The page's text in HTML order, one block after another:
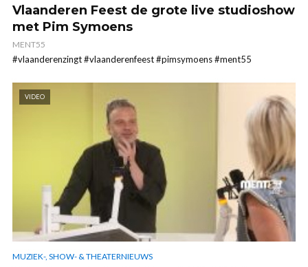
Vlaanderen Feest de grote live studioshow
met Pim Symoens
MENT55
#vlaanderenzingt #vlaanderenfeest #pimsymoens #ment55
VIDEO
MUZIEK-, SHOW- & THEATERNIEUWS